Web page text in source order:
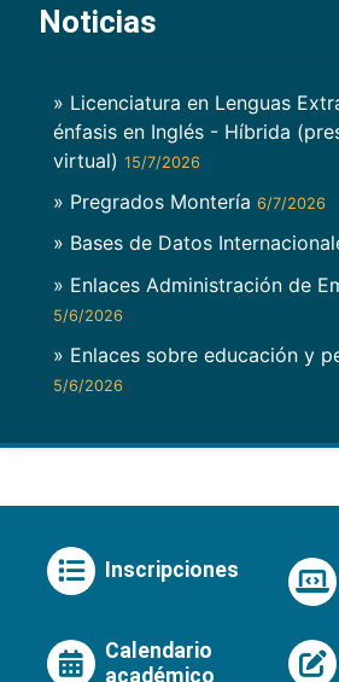
Noticias
» Licenciatura en Lenguas
énfasis en Inglés - Híbrida
virtual) 15/7/2026
» Pregrados Montería 6/7/2026
» Bases de Datos
» Enlaces Administración de
5/6/2026
» Enlaces sobre educación y
5/6/2026
Inscripciones
Calendario
académico